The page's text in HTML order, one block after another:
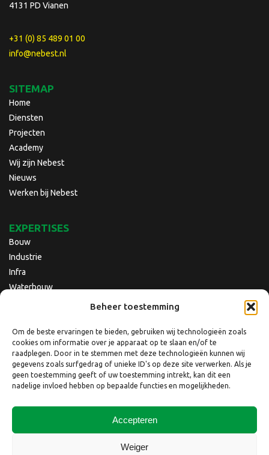
Beheer toestemming
Om de beste ervaringen te bieden, gebruiken wij technologieën zoals
cookies om informatie over je apparaat op te slaan en/of te
raadplegen. Door in te stemmen met deze technologieën kunnen wij
gegevens zoals surfgedrag of unieke ID's op deze site verwerken. Als je
geen toestemming geeft of uw toestemming intrekt, kan dit een
nadelige invloed hebben op bepaalde functies en mogelijkheden.
Accepteren
Weiger
4131 PD Vianen
+31 (0) 85 489 01 00
info@nebest.nl
SITEMAP
Home
Diensten
Projecten
Academy
Wij zijn Nebest
Nieuws
Werken bij Nebest
EXPERTISES
Bouw
Industrie
Infra
Waterbouw
Copyright © 2026 Nebest B.V.